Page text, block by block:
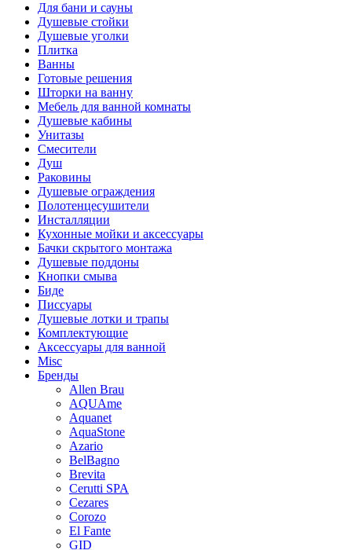
Для бани и сауны
Душевые стойки
Душевые уголки
Плитка
Ванны
Готовые решения
Шторки на ванну
Мебель для ванной комнаты
Душевые кабины
Унитазы
Смесители
Душ
Раковины
Душевые ограждения
Полотенцесушители
Инсталляции
Кухонные мойки и аксессуары
Бачки скрытого монтажа
Душевые поддоны
Кнопки смыва
Биде
Писсуары
Душевые лотки и трапы
Комплектующие
Аксессуары для ванной
Misc
Бренды
Allen Brau
AQUAme
Aquanet
AquaStone
Azario
BelBagno
Brevita
Cerutti SPA
Cezares
Corozo
El Fante
GID